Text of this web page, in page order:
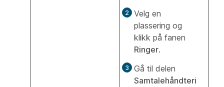
Velg en
plassering og
klikk på fanen
Ringer.
Gå til delen
Samtalehåndteri